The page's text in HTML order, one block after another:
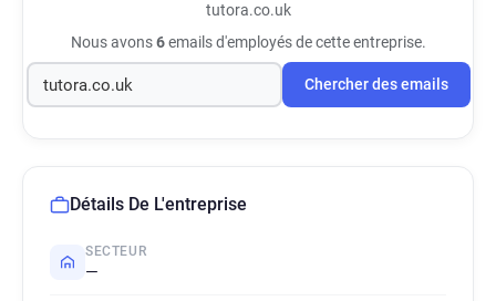
tutora.co.uk
Nous avons6emails d'employés de cette entreprise.
Chercher des emails
Détails De L'entreprise
SECTEUR
—